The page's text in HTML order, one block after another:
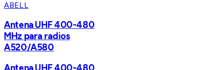
ABELL
Antena UHF 400-480
MHz para radios
A520/A580
Antena UHF 400-480